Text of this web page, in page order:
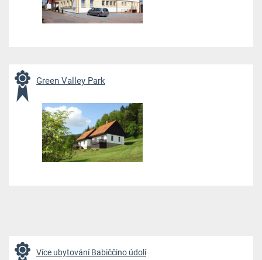
Green Valley Park
Více ubytování Babiččino údolí